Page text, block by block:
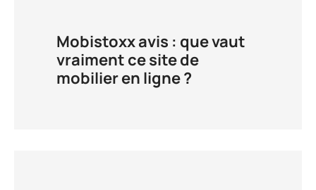
Mobistoxx avis : que vaut
vraiment ce site de
mobilier en ligne ?